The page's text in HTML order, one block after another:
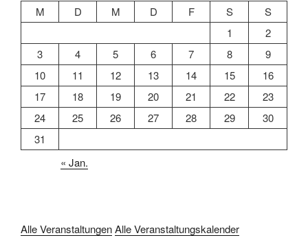
M
D M D F S
S
1
2
3
4 5 6 7 8
9
10
11 12 13 14 15
16
17
18 19 20 21 22
23
24
25 26 27 28 29
30
31
« Jan.
Alle VeranstaltungenAlle Veranstaltungskalender